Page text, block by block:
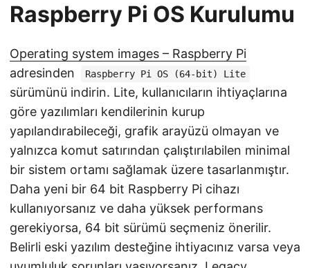
Raspberry Pi OS Kurulumu
Operating system images – Raspberry Pi
adresinden
Raspberry Pi OS (64-bit) Lite
sürümünü indirin. Lite, kullanıcıların ihtiyaçlarına
göre yazılımları kendilerinin kurup
yapılandırabileceği, grafik arayüzü olmayan ve
yalnızca komut satırından çalıştırılabilen minimal
bir sistem ortamı sağlamak üzere tasarlanmıştır.
Daha yeni bir 64 bit Raspberry Pi cihazı
kullanıyorsanız ve daha yüksek performans
gerekiyorsa, 64 bit sürümü seçmeniz önerilir.
Belirli eski yazılım desteğine ihtiyacınız varsa veya